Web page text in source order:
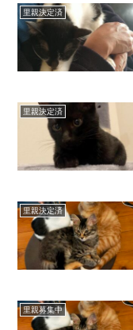
里親決定済
里親決定済
里親決定済
里親募集中